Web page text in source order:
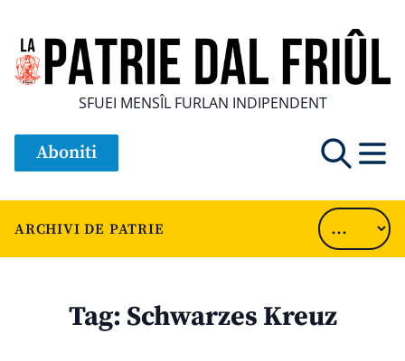
SFUEI MENSÎL FURLAN INDIPENDENT
Aboniti
ARCHIVI DE PATRIE
Tag: Schwarzes Kreuz